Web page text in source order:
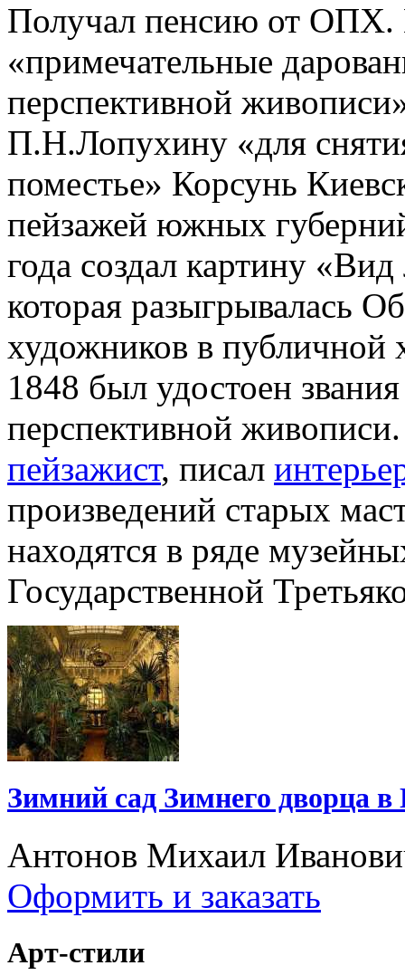
Получал пенсию от
«примечательные
перспективной
П.Н.Лопухину «для
поместье» Корсунь
пейзажей южных
года создал картину
которая разыгрывалась
художников в публичной
1848 был удостоен
перспективной
пейзажист, писал
произведений старых
находятся в ряде
Государственной
Зимний сад Зимнего дворца в
Антонов Михаил
Оформить и заказать
Арт-стили